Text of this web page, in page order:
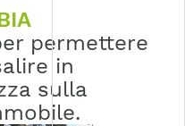
permettere
in
sulla